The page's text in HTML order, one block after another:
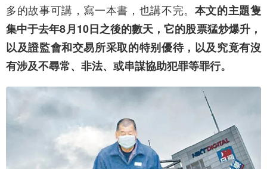
多的故事可講，寫一本書，也講不完。 本文的主題隻
集中于去年8月10日之後的數天，它的股票猛炒爆升，
以及證監會和交易所采取的特别優待，以及究竟有沒
有涉及不尋常、非法、或串謀協助犯罪等罪行。